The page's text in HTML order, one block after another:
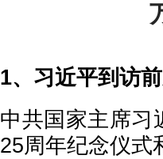
1、习近平到访
中共国家主席习
25周年纪念仪式